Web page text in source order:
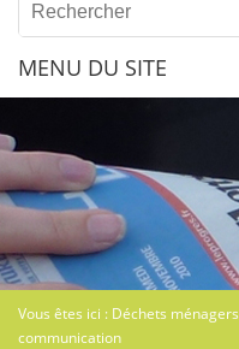
MENU DU SITE
Vous êtes ici : Déchets ménagers
communication